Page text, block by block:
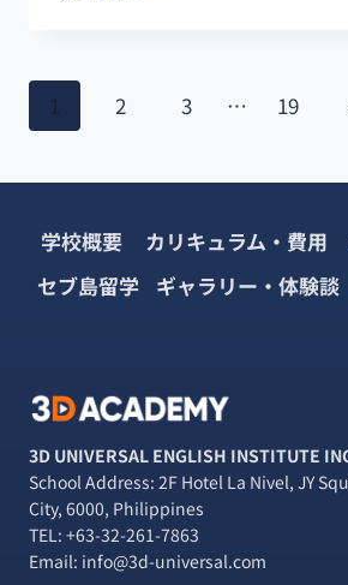
～
デ
シ
ョ
ン
～
グ
ム】
2020
年
ー
ペ
ナ
ビ
ー
シ
ョ
ン
1 2 3 … 19
学校概要 カリキュラム・費用
セブ島留学 ギャラリー・体験談
3D UNIVERSAL ENGLISH INSTITUTE
School Address: 2F Hotel La Nivel, JY
City, 6000, Philippines
TEL: +63-32-261-7863
Email: info@3d-universal.com